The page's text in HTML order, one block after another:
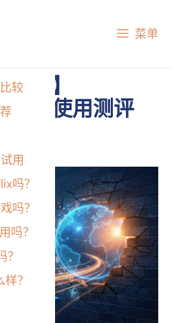
菜单
样】
详细使用测评
较
用
吗？
吗？
吗？
？